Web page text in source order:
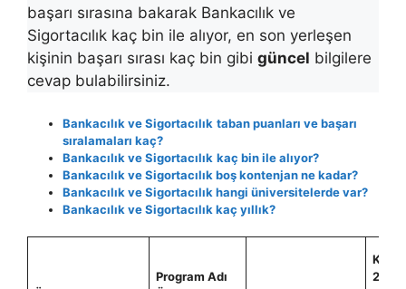
başarı sırasına bakarak Bankacılık ve
Sigortacılık kaç bin ile alıyor, en son yerleşen
kişinin başarı sırası kaç bin gibi güncel bilgilere
cevap bulabilirsiniz.
Bankacılık ve Sigortacılık taban puanları ve başarı
sıralamaları kaç?
Bankacılık ve Sigortacılık kaç bin ile alıyor?
Bankacılık ve Sigortacılık boş kontenjan ne kadar?
Bankacılık ve Sigortacılık hangi üniversitelerde var?
Bankacılık ve Sigortacılık kaç yıllık?
Program Adı
2021